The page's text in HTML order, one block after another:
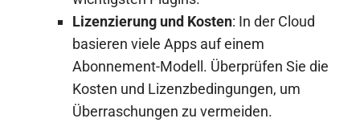
Lizenzierung und Kosten: In der Cloud
basieren viele Apps auf einem
Abonnement-Modell. Überprüfen Sie die
Kosten und Lizenzbedingungen, um
Überraschungen zu vermeiden.